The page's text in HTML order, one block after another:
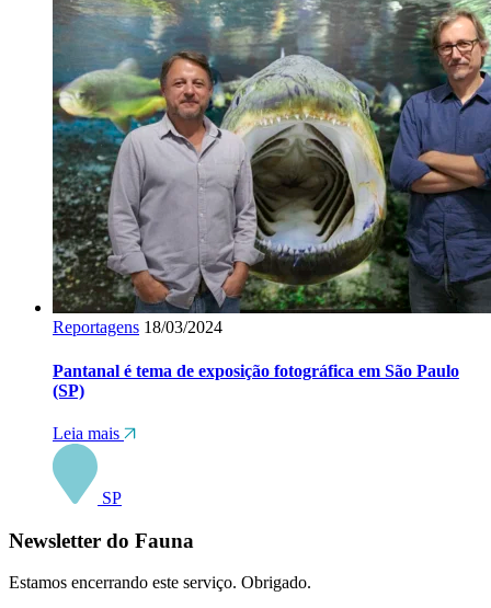
Reportagens 18/03/2024
Pantanal é tema de exposição fotográfica em São Paulo
(SP)
Leia mais
SP
Newsletter do Fauna
Estamos encerrando este serviço. Obrigado.